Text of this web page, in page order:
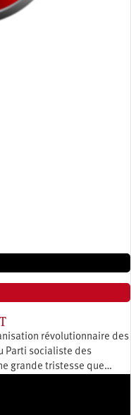
révolutionnaire des
Parti socialiste des
grande tristesse que…